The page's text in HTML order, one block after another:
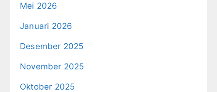
Mei 2026
Januari 2026
Desember 2025
November 2025
Oktober 2025